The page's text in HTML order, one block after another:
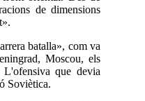
de dimensions
batalla», com va
Moscou, els
que devia
Soviètica.